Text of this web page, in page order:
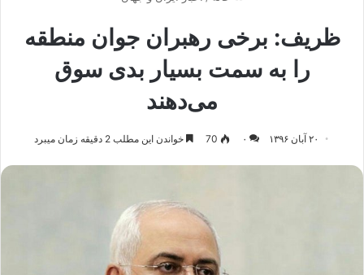
ظریف: برخی رهبران جوان منطقه
را به سمت بسیار بدی سوق
می‌دهند
۲۰ آبان ۱۳۹۶ ۰ 70 خواندن این مطلب 2 دقیقه زمان میبرد